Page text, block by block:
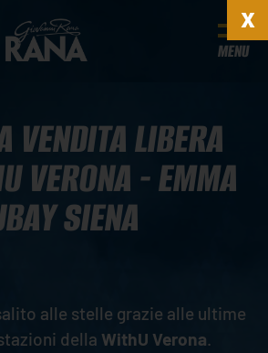
MENU
VENDITA LIBERA
VERONA - EMMA
SIENA
alle stelle grazie alle ultime
della WithU Verona.